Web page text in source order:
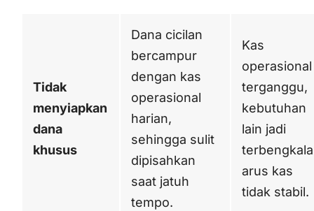
Tidak
menyiapkan
dana
khusus
Dana cicilan
bercampur
dengan kas
operasional
harian,
sehingga sulit
dipisahkan
saat jatuh
tempo.
Kas
operasional
terganggu,
kebutuhan
lain jadi
arus kas
tidak stabil.